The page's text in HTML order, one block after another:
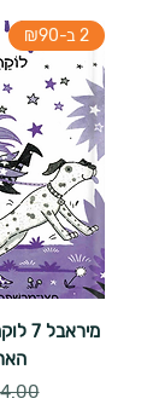
2 ב-₪90
מחיר‏84.00 ‏₪